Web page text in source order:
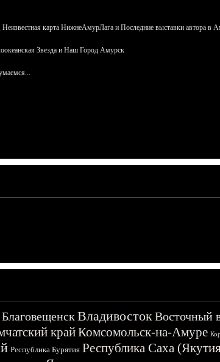
карта НижнеАмурЛага и Последние выставки автора в
Звезда и Наш Город Амурск
БлаговещенскВладивостокВосточный
крайКомсомольск-на-Амуре
Республика Бурятия Республика Саха